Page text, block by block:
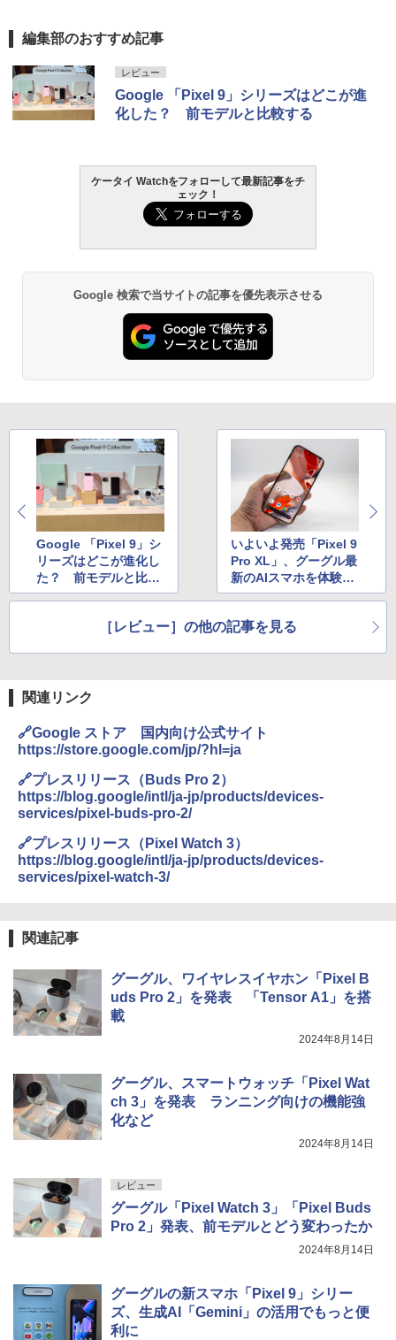
編集部のおすすめ記事
レビュー
Google 「Pixel 9」シリーズはどこが進
化した？ 前モデルと比較する
ケータイ Watchをフォローして最新記事をチ
ェック！
Google 検索で当サイトの記事を優先表示させる
Google 「Pixel 9」シ
リーズはどこが進化し
た？ 前モデルと比較
する
いよいよ発売「Pixel 9
Pro XL」、グーグル最
新のAIスマホを体験す
る
［レビュー］の他の記事を見る
関連リンク
🔗Google ストア 国内向け公式サイト
https://store.google.com/jp/?hl=ja
🔗プレスリリース（Buds Pro 2）
https://blog.google/intl/ja-jp/products/devices-
services/pixel-buds-pro-2/
🔗プレスリリース（Pixel Watch 3）
https://blog.google/intl/ja-jp/products/devices-
services/pixel-watch-3/
関連記事
グーグル、ワイヤレスイヤホン「Pixel B
uds Pro 2」を発表 「Tensor A1」を搭
載
2024年8月14日
グーグル、スマートウォッチ「Pixel Wat
ch 3」を発表 ランニング向けの機能強
化など
2024年8月14日
レビュー
グーグル「Pixel Watch 3」「Pixel Buds
Pro 2」発表、前モデルとどう変わったか
2024年8月14日
グーグルの新スマホ「Pixel 9」シリー
ズ、生成AI「Gemini」の活用でもっと便
利に